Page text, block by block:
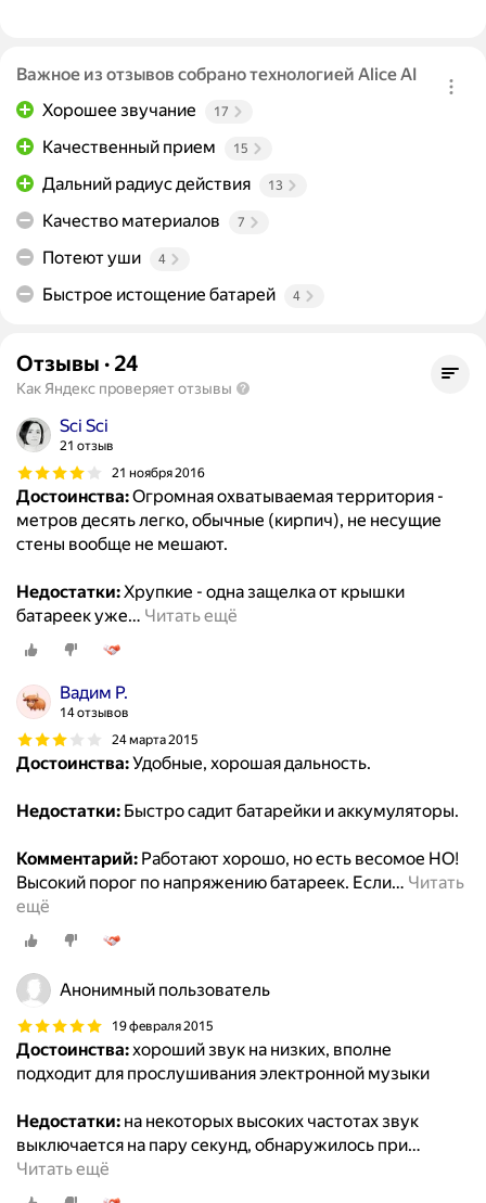
Важное из отзывов собрано технологией Alice AI
Хорошее звучание
17
Качественный прием 15
Дальний радиус действия 13
Качество материалов 7
Потеют уши 4
Быстрое истощение батарей 4
Отзывы · 24
Как Яндекс проверяет отзывы
Sci Sci
21 отзыв
21 ноября 2016
Достоинства:Огромная охватываемая территория -
метров десять легко, обычные (кирпич), не несущие
стены вообще не мешают.
Недостатки:Хрупкие - одна защелка от крышки
батареек уже… Читать ещё
Вадим Р.
14 отзывов
24 марта 2015
Достоинства:Удобные, хорошая дальность.
Недостатки: Быстро садит батарейки и аккумуляторы.
Комментарий: Работают хорошо, но есть весомое НО!
Высокий порог по напряжению батареек. Если… Читать
ещё
Анонимный пользователь
19 февраля 2015
Достоинства:хороший звук на низких, вполне
подходит для прослушивания электронной музыки
Недостатки: на некоторых высоких частотах звук
выключается на пару секунд, обнаружилось при…
Читать ещё